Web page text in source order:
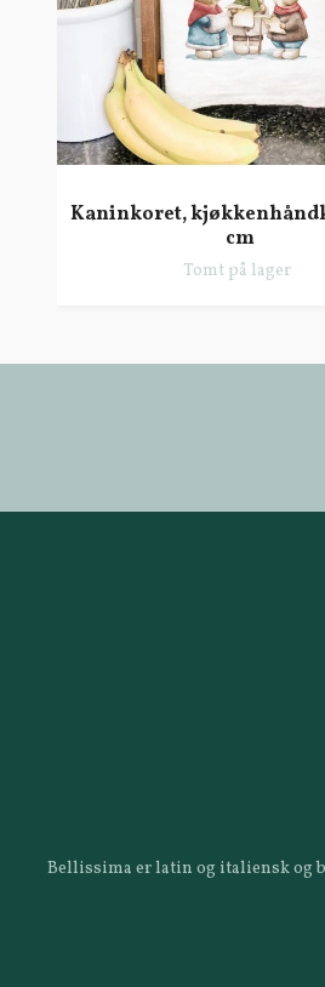
Kaninkoret,
cm
Tomt på lager
Bellissima er latin og italiensk og